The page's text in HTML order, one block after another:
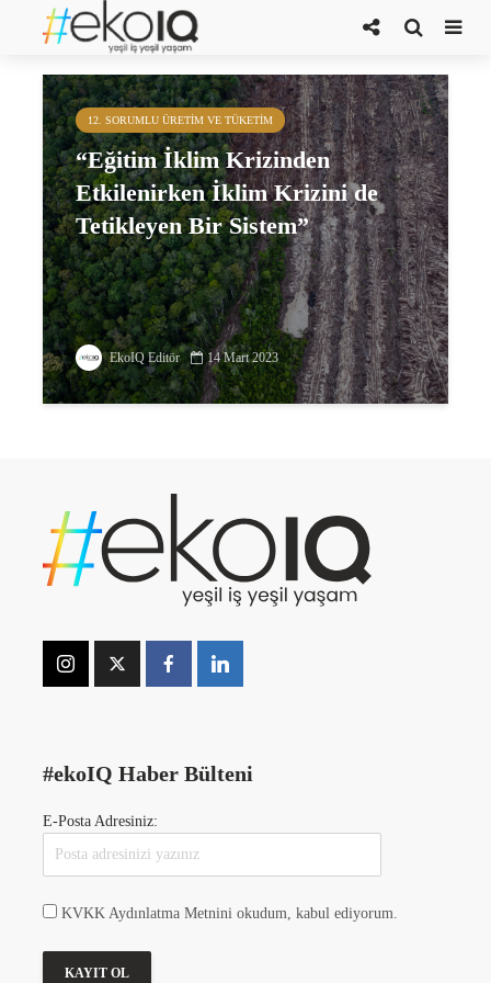
Burcu Meltem Arık
12. SORUMLU ÜRETIM VE TÜKETIM
“Eğitim İklim Krizinden
Etkilenirken İklim Krizini de
Tetikleyen Bir Sistem”
EkoIQ Editör 14 Mart 2023
#ekoIQ Haber Bülteni
E-Posta Adresiniz:
KVKK Aydınlatma Metnini okudum, kabul ediyorum.